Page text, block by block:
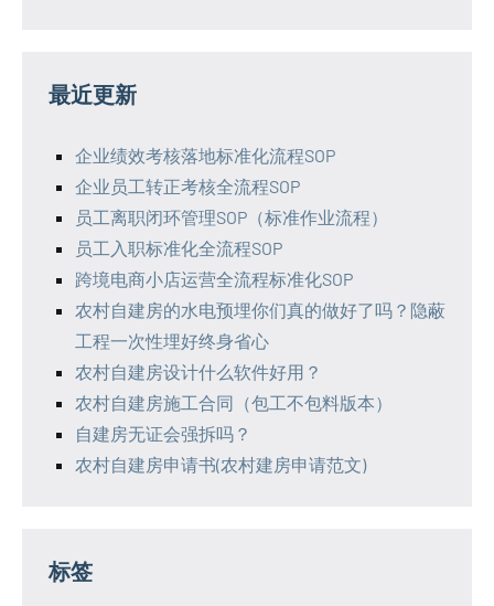
最近更新
企业绩效考核落地标准化流程SOP
企业员工转正考核全流程SOP
员工离职闭环管理SOP（标准作业流程）
员工入职标准化全流程SOP
跨境电商小店运营全流程标准化SOP
农村自建房的水电预埋你们真的做好了吗？隐蔽
工程一次性埋好终身省心
农村自建房设计什么软件好用？
农村自建房施工合同（包工不包料版本）
自建房无证会强拆吗？
农村自建房申请书(农村建房申请范文)
标签